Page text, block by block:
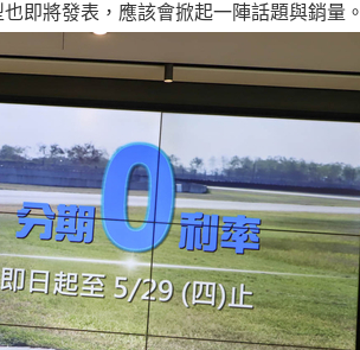
即將發表，應該會掀起一陣話題與銷量。